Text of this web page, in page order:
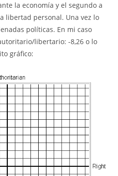
la economía y el segundo a
libertad personal. Una vez lo
políticas. En mi caso
libertario: -8,26 o lo
gráfico: